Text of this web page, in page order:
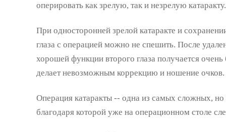
оперировать как зрелую, так и незрелую катаракту.
При односторонней зрелой катаракте и
глаза с операцией можно не спешить. После
хорошей функции второго глаза получается
делает невозможным коррекцию и ношение очков.
Операция катаракты -- одна из самых сложных,
благодаря которой уже на операционном столе